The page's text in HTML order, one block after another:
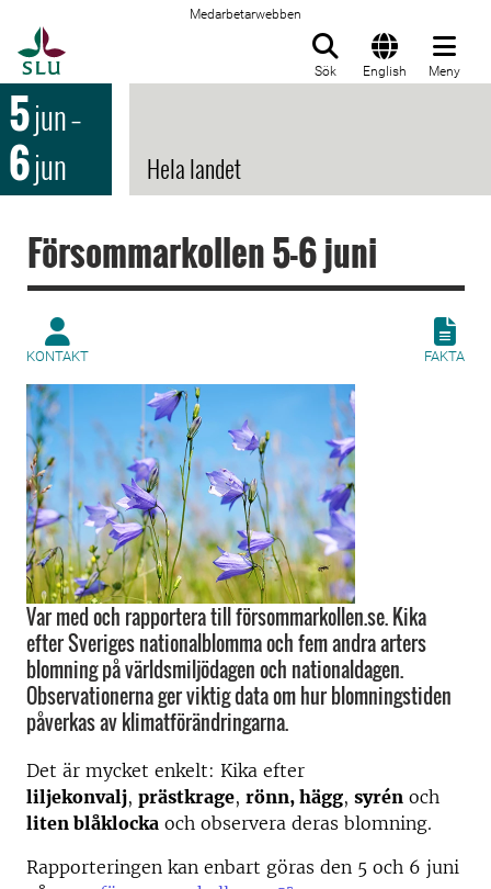
Medarbetarwebben
Sök English Meny
5jun–
6jun Hela landet
Försommarkollen 5-6 juni
KONTAKT FAKTA
Var med och rapportera till försommarkollen.se. Kika
efter Sveriges nationalblomma och fem andra arters
blomning på världsmiljödagen och nationaldagen.
Observationerna ger viktig data om hur blomningstiden
påverkas av klimatförändringarna.
Det är mycket enkelt: Kika efter
liljekonvalj, prästkrage, rönn, hägg, syrén och
liten blåklocka och observera deras blomning.
Rapporteringen kan enbart göras den 5 och 6 juni